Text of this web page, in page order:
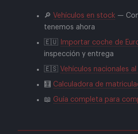
🔎 Vehículos en stock —
tenemos ahora
🇪🇺 Importar coche de
inspección y entrega
🇪🇸 Vehículos nacionales
🧮 Calculadora de
📖 Guía completa para